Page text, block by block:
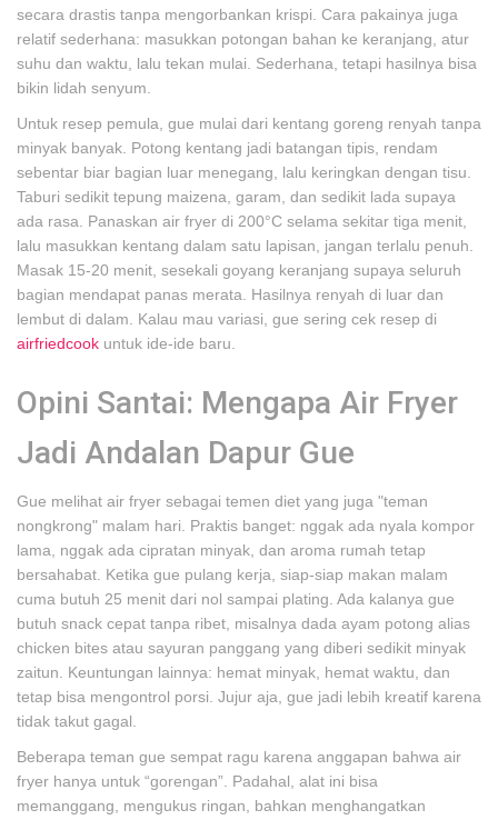
secara drastis tanpa mengorbankan krispi. Cara pakainya juga
relatif sederhana: masukkan potongan bahan ke keranjang, atur
suhu dan waktu, lalu tekan mulai. Sederhana, tetapi hasilnya bisa
bikin lidah senyum.
Untuk resep pemula, gue mulai dari kentang goreng renyah tanpa
minyak banyak. Potong kentang jadi batangan tipis, rendam
sebentar biar bagian luar menegang, lalu keringkan dengan tisu.
Taburi sedikit tepung maizena, garam, dan sedikit lada supaya
ada rasa. Panaskan air fryer di 200°C selama sekitar tiga menit,
lalu masukkan kentang dalam satu lapisan, jangan terlalu penuh.
Masak 15-20 menit, sesekali goyang keranjang supaya seluruh
bagian mendapat panas merata. Hasilnya renyah di luar dan
lembut di dalam. Kalau mau variasi, gue sering cek resep di
airfriedcook untuk ide-ide baru.
Opini Santai: Mengapa Air Fryer
Jadi Andalan Dapur Gue
Gue melihat air fryer sebagai temen diet yang juga "teman
nongkrong" malam hari. Praktis banget: nggak ada nyala kompor
lama, nggak ada cipratan minyak, dan aroma rumah tetap
bersahabat. Ketika gue pulang kerja, siap-siap makan malam
cuma butuh 25 menit dari nol sampai plating. Ada kalanya gue
butuh snack cepat tanpa ribet, misalnya dada ayam potong alias
chicken bites atau sayuran panggang yang diberi sedikit minyak
zaitun. Keuntungan lainnya: hemat minyak, hemat waktu, dan
tetap bisa mengontrol porsi. Jujur aja, gue jadi lebih kreatif karena
tidak takut gagal.
Beberapa teman gue sempat ragu karena anggapan bahwa air
fryer hanya untuk “gorengan”. Padahal, alat ini bisa
memanggang, mengukus ringan, bahkan menghangatkan